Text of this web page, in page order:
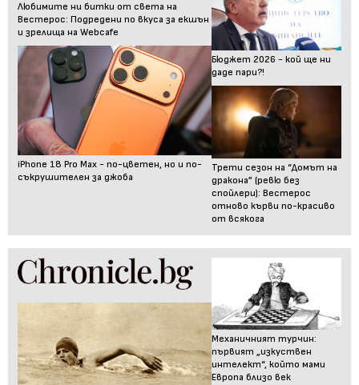
Любимите ни битки от света на
Вестерос: Подредени по вкуса за екшън
и зрелища на Webcafe
iPhone 18 Pro Max - по-цветен, но и по-
съкрушителен за джоба
Бюджет 2026 - кой ще ни
даде пари?!
Трети сезон на “Домът на
дракона” (ревю без
спойлери): Вестерос
отново кърви по-красиво
от всякога
Механичният турчин:
първият „изкуствен
интелект“, който мами
Европа близо век